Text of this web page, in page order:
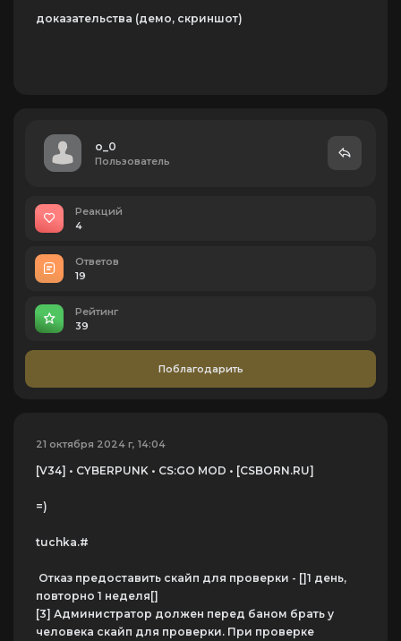
доказательства (демо, скриншот)
o_0
Пользователь
Реакций
4
Ответов
19
Рейтинг
39
Поблагодарить
21 октября 2024 г, 14:04
[V34] • CYBERPUNK • CS:GO MOD • [CSBORN.RU]
=)
tuchka.#
Отказ предоставить скайп для проверки - []1 день,
повторно 1 неделя[]
[3] Администратор должен перед баном брать у
человека скайп для проверки. При проверке